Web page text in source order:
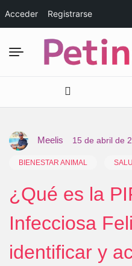
Acceder Registrarse
Meelis 15 de abril de
BIENESTAR ANIMAL
¿Qué es la
Infecciosa
identificar y